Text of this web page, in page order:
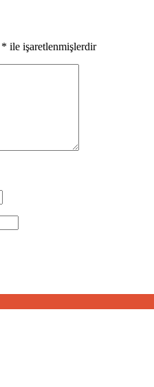
* ile işaretlenmişlerdir